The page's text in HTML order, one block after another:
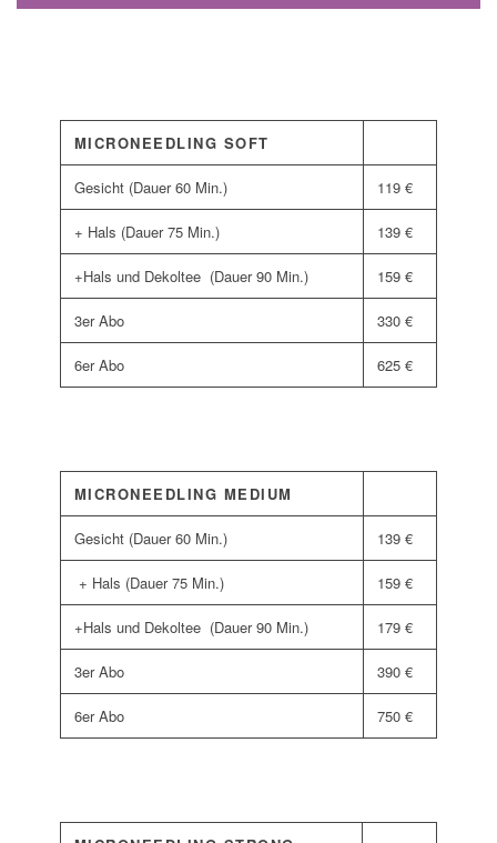
MICRONEEDLING SOFT
Gesicht (Dauer 60 Min.) 119 €
+ Hals (Dauer 75 Min.) 139 €
+Hals und Dekoltee (Dauer 90 Min.) 159 €
3er Abo 330 €
6er Abo 625 €
MICRONEEDLING MEDIUM
Gesicht (Dauer 60 Min.) 139 €
+ Hals (Dauer 75 Min.) 159 €
+Hals und Dekoltee (Dauer 90 Min.) 179 €
3er Abo 390 €
6er Abo 750 €